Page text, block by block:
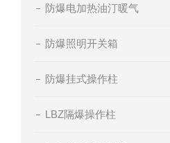
防爆电加热油汀暖气
防爆照明开关箱
防爆挂式操作柱
LBZ隔爆操作柱